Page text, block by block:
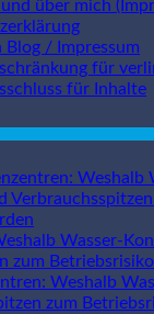
über mich
Blog / Impressum
für
für Inhalte
Weshalb
Wasser-
zum
Weshalb
zum